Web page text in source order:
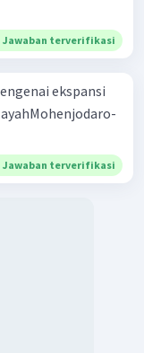
Jawaban terverifikasi
ekspansi
Jawaban terverifikasi